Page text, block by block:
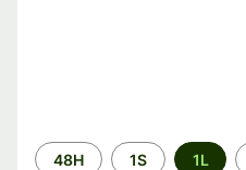
Perioada
48H 1S 1L